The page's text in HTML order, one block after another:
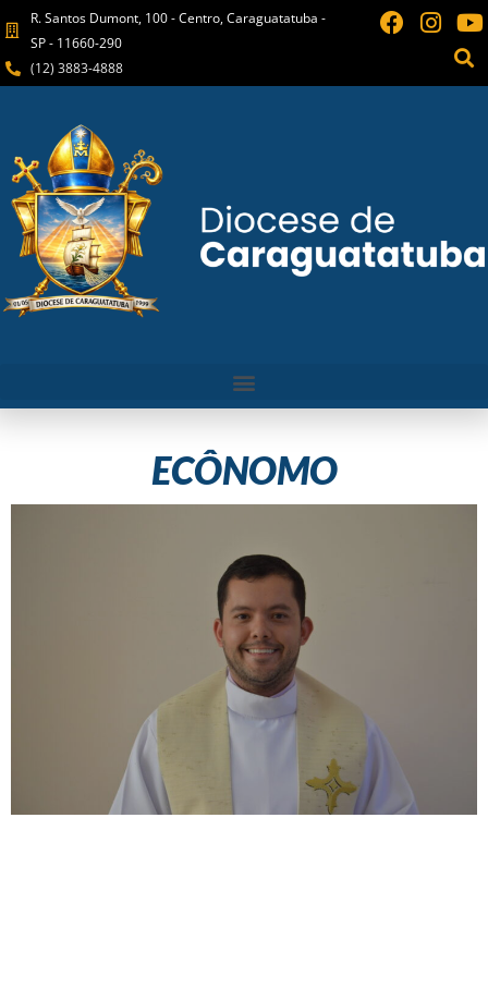
R. Santos Dumont, 100 - Centro, Caraguatatuba -
SP - 11660-290
(12) 3883-4888
ECÔNOMO